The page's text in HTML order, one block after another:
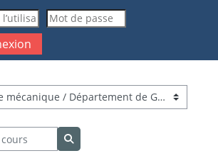
la saisie de recherche
Rechercher des cours